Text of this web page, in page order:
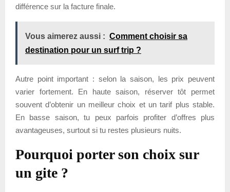
différence sur la facture finale.
Vous aimerez aussi : Comment choisir sa
destination pour un surf trip ?
Autre point important : selon la saison, les prix peuvent
varier fortement. En haute saison, réserver tôt permet
souvent d’obtenir un meilleur choix et un tarif plus stable.
En basse saison, tu peux parfois profiter d’offres plus
avantageuses, surtout si tu restes plusieurs nuits.
Pourquoi porter son choix sur
un gite ?